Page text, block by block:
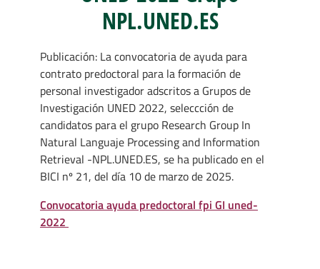
NPL.UNED.ES
Publicación: La convocatoria de ayuda para
contrato predoctoral para la formación de
personal investigador adscritos a Grupos de
Investigación UNED 2022, seleccción de
candidatos para el grupo Research Group In
Natural Languaje Processing and Information
Retrieval -NPL.UNED.ES, se ha publicado en el
BICI nº 21, del día 10 de marzo de 2025.
Convocatoria ayuda predoctoral fpi GI uned-
2022